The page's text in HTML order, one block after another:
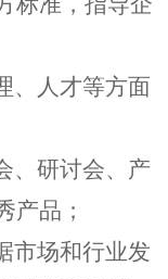
、人才等方面
、研讨会、产
产品；
市场和行业发